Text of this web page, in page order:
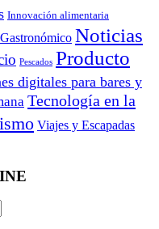
Innovación alimentaria
Noticias
Pescados Producto
digitales para bares y
Tecnología en la
Viajes y Escapadas